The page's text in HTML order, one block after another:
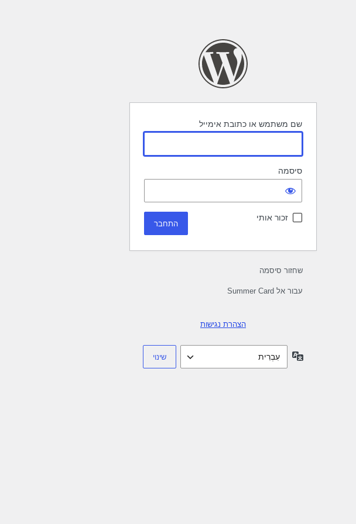
שם משתמש או כתובת אימייל
סיסמה
זכור אותי
שחזור סיסמה
עבור אל Summer Card
הצהרת נגישות
שפה